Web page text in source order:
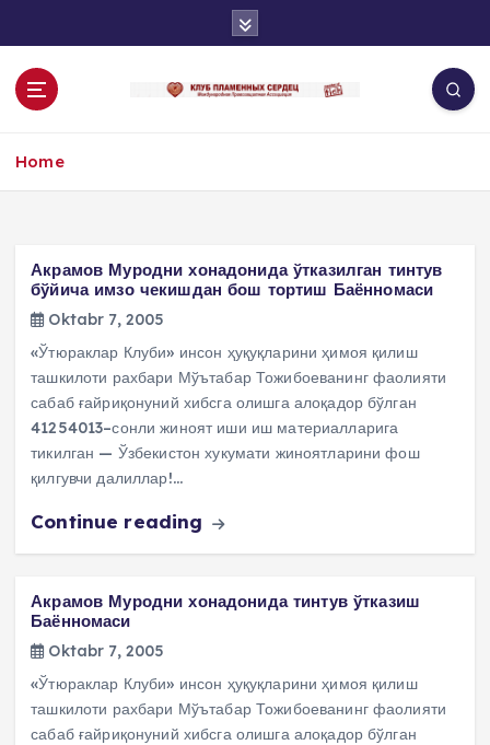
o
Home
Акрамов Муродни хонадонида ўтказилган тинтув
бўйича имзо чекишдан бош тортиш Баённомаси
Oktabr 7, 2005
«Ўтюраклар Клуби» инсон ҳуқуқларини ҳимоя қилиш
ташкилоти рахбари Мўътабар Тожибоеванинг фаолияти
сабаб ғайриқонуний хибсга олишга алоқадор бўлган
41254013–сонли жиноят иши иш материалларига
тикилган — Ўзбекистон хукумати жиноятларини фош
қилгувчи далиллар!…
Continue reading
Акрамов Муродни хонадонида тинтув ўтказиш
Баённомаси
Oktabr 7, 2005
«Ўтюраклар Клуби» инсон ҳуқуқларини ҳимоя қилиш
ташкилоти рахбари Мўътабар Тожибоеванинг фаолияти
сабаб ғайриқонуний хибсга олишга алоқадор бўлган